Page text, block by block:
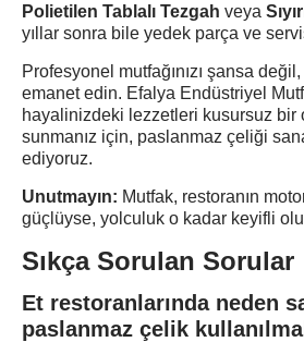
Polietilen Tablalı Tezgah veya
yıllar sonra bile yedek parça ve
Profesyonel mutfağınızı şansa
emanet edin. Efalya Endüstriyel
hayalinizdeki lezzetleri kusursuz bir
sunmanız için, paslanmaz çeliği
ediyoruz.
Unutmayın: Mutfak, restoranın
güçlüyse, yolculuk o kadar keyifli
Sıkça Sorulan Sorular
Et restoranlarında neden
paslanmaz çelik